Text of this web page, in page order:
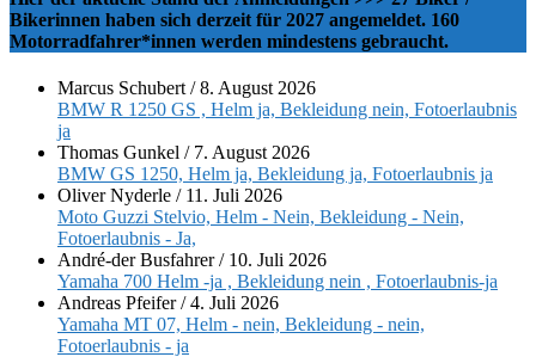
Bikerinnen haben sich derzeit für 2027 angemeldet. 160
Motorradfahrer*innen werden mindestens gebraucht.
Marcus Schubert /8. August 2026
BMW R 1250 GS , Helm ja, Bekleidung nein, Fotoerlaubnis
ja
Thomas Gunkel / 7. August 2026
BMW GS 1250, Helm ja, Bekleidung ja, Fotoerlaubnis ja
Oliver Nyderle / 11. Juli 2026
Moto Guzzi Stelvio, Helm - Nein, Bekleidung - Nein,
Fotoerlaubnis - Ja,
André-der Busfahrer/ 10. Juli 2026
Yamaha 700 Helm -ja , Bekleidung nein , Fotoerlaubnis-ja
Andreas Pfeifer/4. Juli 2026
Yamaha MT 07, Helm - nein, Bekleidung - nein,
Fotoerlaubnis - ja